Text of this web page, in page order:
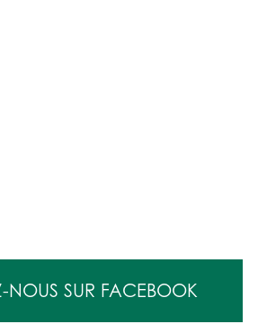
NOUS SUR FACEBOOK